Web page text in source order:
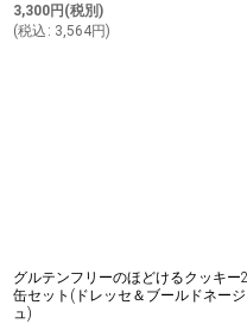
3,300円 (税別)
(税込 : 3,564円)
グルテンフリーのほどけるクッキー2
缶セット(ドレッセ＆ブールドネージ
ュ)